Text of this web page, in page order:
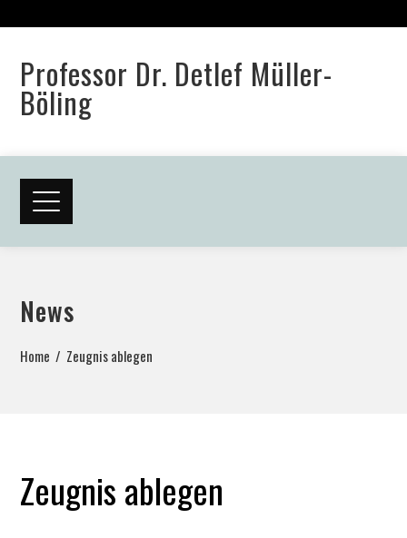
Professor Dr. Detlef Müller-
Böling
News
Home Zeugnis ablegen
Zeugnis ablegen